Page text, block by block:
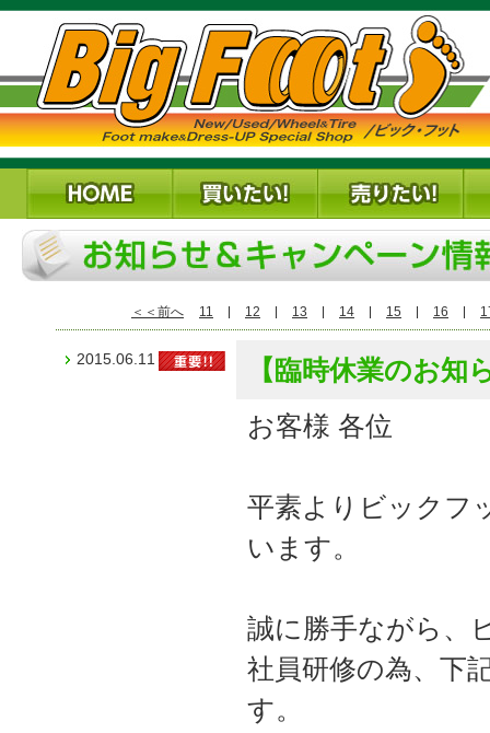
＜＜前へ 11 12 13 14 15 16
2015.06.11
【臨時休業のお
お客様 各位
平素よりビックフ
います。
誠に勝手ながら、
社員研修の為、下
す。